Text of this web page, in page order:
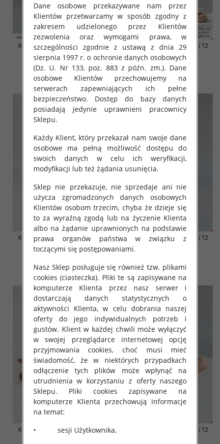
Klapki damskie Roz 36-42 / 12
41.00 zł
szczegóły
Klapki damskie Roz 36-42 / 12
par
41.00 zł
szczegóły
Klapki damskie Roz 36-42 / 12
par
szczegóły
Klapki damskie Roz 36-42 / 12
par
szczegóły
Klapki damskie Roz 36-42 / 12
Klapki damskie Roz 36-42 / 12
Dane osobowe przekazywane nam przez
Klientów przetwarzamy w sposób zgodny z
zakresem udzielonego przez Klientów
zezwolenia oraz wymogami prawa, w
szczególności zgodnie z ustawą z dnia 29
sierpnia 1997 r. o ochronie danych osobowych
(Dz. U. Nr 133, poz. 883 z późn. zm.). Dane
osobowe Klientów przechowujemy na
serwerach zapewniających ich pełne
bezpieczeństwo. Dostęp do bazy danych
posiadają jedynie uprawnieni pracownicy
Sklepu.
Każdy Klient, który przekazał nam swoje dane
osobowe ma pełną możliwość dostępu do
swoich danych w celu ich weryfikacji,
modyfikacji lub też żądania usunięcia.
Sklep nie przekazuje, nie sprzedaje ani nie
użycza zgromadzonych danych osobowych
Klientów osobom trzecim, chyba że dzieje się
to za wyraźną zgodą lub na życzenie Klienta
albo na żądanie uprawnionych na podstawie
prawa organów państwa w związku z
toczącymi się postępowaniami.
Nasz Sklep posługuje się również tzw. plikami
cookies (ciasteczka). Pliki te są zapisywane na
komputerze Klienta przez nasz serwer i
dostarczają danych statystycznych o
aktywności Klienta, w celu dobrania naszej
oferty do jego indywidualnych potrzeb i
gustów. Klient w każdej chwili może wyłączyć
w swojej przeglądarce internetowej opcję
przyjmowania cookies, choć musi mieć
świadomość, że w niektórych przypadkach
odłączenie tych plików może wpłynąć na
utrudnienia w korzystaniu z oferty naszego
Sklepu. Pliki cookies zapisywane na
komputerze Klienta przechowują informacje
na temat:
• sesji Użytkownika,